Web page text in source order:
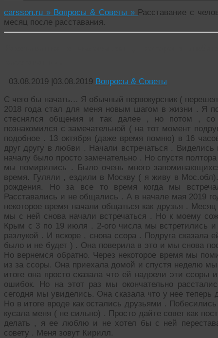
carsson.ru » Вопросы & Советы » Расставание с
месяц после расставания.
03.08.2019 |03.08.2019 Вопросы & Советы
С чего бы начать… Я обычный первокурсник (
2018 года стал для меня новым шагом в жизни . Я
стеснялся общения и так далее , но потом ,
познакомился с замечательной ( на тот момент
подобное . 13 октября (даже время помню) в 16
друг другу в любви . Начали встречаться .
началу было просто замечательно . Но спустя
мы помирились . Было очень много
время. Гуляли , ездили в Москву ( я живу в
рождения. Но за все то время когда мы
Расставались и не общались . А в начале мая 2019
некоторое время начали общаться как друзья .
мы с ней снова начали встречаться . Но к моему
Крым с 3 по 19 июля . 2-ого числа мы встретились и
разлукой . И вскоре , снова ссора . Подруга сказала
было и не будет ) . Она поверила в это и мы снова
Но вернемся обратно. Через некоторое время мы
из за ссоры. Она приехала домой и спустя неделю
итоге она просто сказала что ей надоели эти
ошибок. Но на этот раз мы окончательно
сегодня мы увиделись. Она сказала что у нее теперь
Но в итоге вроде как остались друзьями .
кусала меня ( не сильно) . Просто дайте совет как
делать , я ее люблю и не хотел бы с ней
совету . Меня зовут Кирилл.